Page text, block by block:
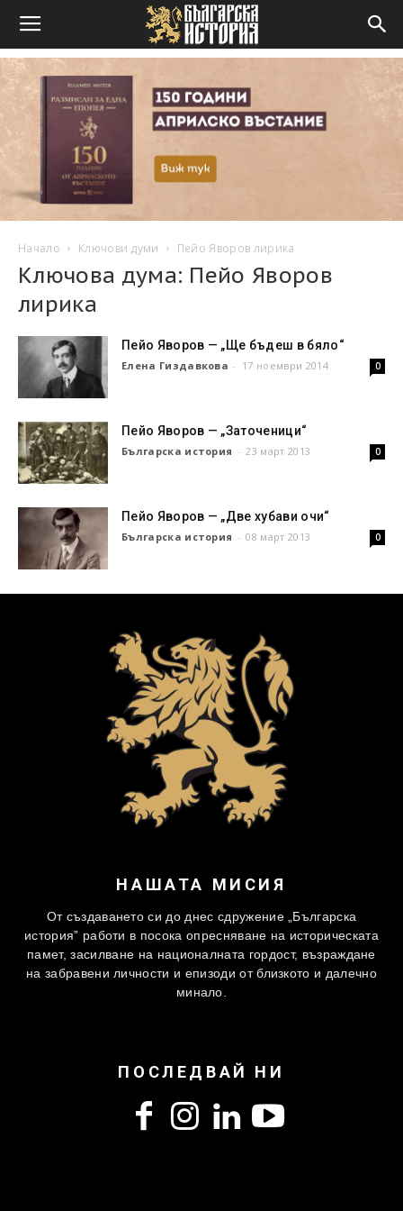
Начало Ключови думи Пейо Яворов лирика
Ключова дума: Пейо Яворов
лирика
Пейо Яворов — „Ще бъдеш в бяло“
Елена Гиздавкова - 17 ноември 2014 0
Пейо Яворов — „Заточеници“
Българска история - 23 март 2013 0
Пейо Яворов — „Две хубави очи“
Българска история - 08 март 2013 0
НАШАТА МИСИЯ
От създаването си до днес сдружение „Българска
история” работи в посока опресняване на историческата
памет, засилване на националната гордост, възраждане
на забравени личности и епизоди от близкото и далечно
минало.
ПОСЛЕДВАЙ НИ